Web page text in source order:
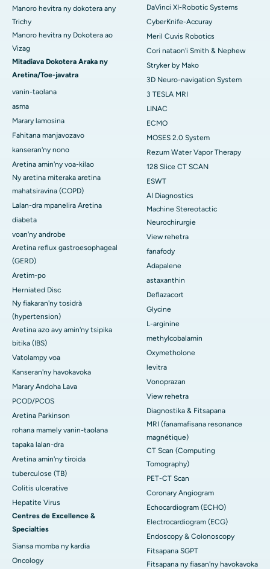
Manoro hevitra ny dokotera any
Trichy
Manoro hevitra ny Dokotera ao
Vizag
Mitadiava Dokotera Araka ny
Aretina/Toe-javatra
vanin-taolana
asma
Marary lamosina
Fahitana manjavozavo
kanseran'ny nono
Aretina amin'ny voa-kilao
Ny aretina miteraka aretina
mahatsiravina (COPD)
Lalan-dra mpanelira Aretina
diabeta
voan'ny androbe
Aretina reflux gastroesophageal
(GERD)
Aretim-po
Herniated Disc
Ny fiakaran'ny tosidrà
(hypertension)
Aretina azo avy amin'ny tsipika
bitika (IBS)
Vatolampy voa
Kanseran'ny havokavoka
Marary Andoha Lava
PCOD/PCOS
Aretina Parkinson
rohana mamely vanin-taolana
tapaka lalan-dra
Aretina amin'ny tiroida
tuberculose (TB)
Colitis ulcerative
Hepatite Virus
Centres de Excellence &
Specialties
Siansa momba ny kardia
Oncology
DaVinci XI-Robotic Systems
CyberKnife-Accuray
Meril Cuvis Robotics
Cori nataon'i Smith & Nephew
Stryker by Mako
3D Neuro-navigation System
3 TESLA MRI
LINAC
ECMO
MOSES 2.0 System
Rezum Water Vapor Therapy
128 Slice CT SCAN
ESWT
AI Diagnostics
Machine Stereotactic
Neurochirurgie
View rehetra
fanafody
Adapalene
astaxanthin
Deflazacort
Glycine
L-arginine
methylcobalamin
Oxymetholone
levitra
Vonoprazan
View rehetra
Diagnostika & Fitsapana
MRI (fanamafisana resonance
magnétique)
CT Scan (Computing
Tomography)
PET-CT Scan
Coronary Angiogram
Echocardiogram (ECHO)
Electrocardiogram (ECG)
Endoscopy & Colonoscopy
Fitsapana SGPT
Fitsapana ny fiasan'ny havokavoka